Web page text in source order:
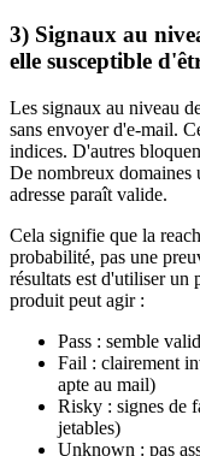
3) Signaux au
elle susceptible
Les signaux au niveau
sans envoyer d'e-mail.
indices. D'autres
De nombreux domaines
adresse paraît valide.
Cela signifie que la
probabilité, pas une
résultats est d'utiliser un
produit peut agir :
Pass : semble
Fail : clairement
apte au mail)
Risky : signes de
jetables)
Unknown : pas